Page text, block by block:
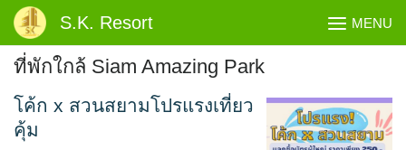
Skip
content
S.K. Resort MENU
ที่พักใกล้ Siam Amazing Park
โค้ก x สวนสยามโปรแรงเที่ยว
คุ้ม